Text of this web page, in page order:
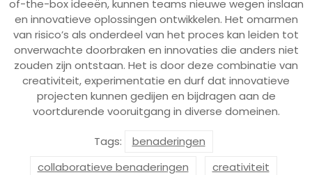
of-the-box ideeën, kunnen teams nieuwe wegen inslaan
en innovatieve oplossingen ontwikkelen. Het omarmen
van risico’s als onderdeel van het proces kan leiden tot
onverwachte doorbraken en innovaties die anders niet
zouden zijn ontstaan. Het is door deze combinatie van
creativiteit, experimentatie en durf dat innovatieve
projecten kunnen gedijen en bijdragen aan de
voortdurende vooruitgang in diverse domeinen.
Tags:
benaderingen
collaboratieve benaderingen
creativiteit